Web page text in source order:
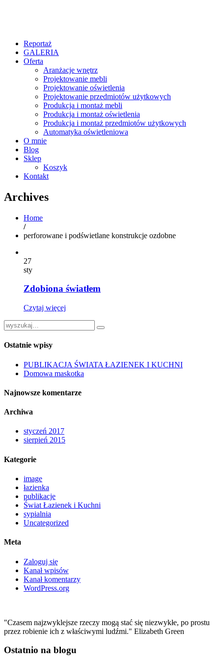
Reportaż
GALERIA
Oferta
Aranżacje wnętrz
Projektowanie mebli
Projektowanie oświetlenia
Projektowanie przedmiotów użytkowych
Produkcja i montaż mebli
Produkcja i montaż oświetlenia
Produkcja i montaż przedmiotów użytkowych
Automatyka oświetleniowa
O mnie
Blog
Sklep
Koszyk
Kontakt
Archives
Home
/
perforowane i podświetlane konstrukcje ozdobne
27
sty
Zdobiona światłem
Czytaj więcej
Ostatnie wpisy
PUBLIKACJA ŚWIATA ŁAZIENEK I KUCHNI
Domowa maskotka
Najnowsze komentarze
Archiwa
styczeń 2017
sierpień 2015
Kategorie
image
łazienka
publikacje
Świat Łazienek i Kuchni
sypialnia
Uncategorized
Meta
Zaloguj się
Kanał wpisów
Kanał komentarzy
WordPress.org
"Czasem najzwyklejsze rzeczy mogą stać się niezwykłe, po prostu
przez robienie ich z właściwymi ludźmi." Elizabeth Green
Ostatnio na blogu